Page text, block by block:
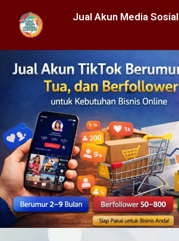
Jual Akun Media Sosial